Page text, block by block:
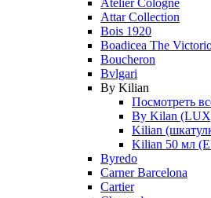
Atelier Cologne
Attar Collection
Bois 1920
Boadicea The
Boucheron
Bvlgari
By Kilian
Посмотреть
By Kilan
Kilian
Kilian 50 мл
Byredo
Carner Barcelona
Cartier